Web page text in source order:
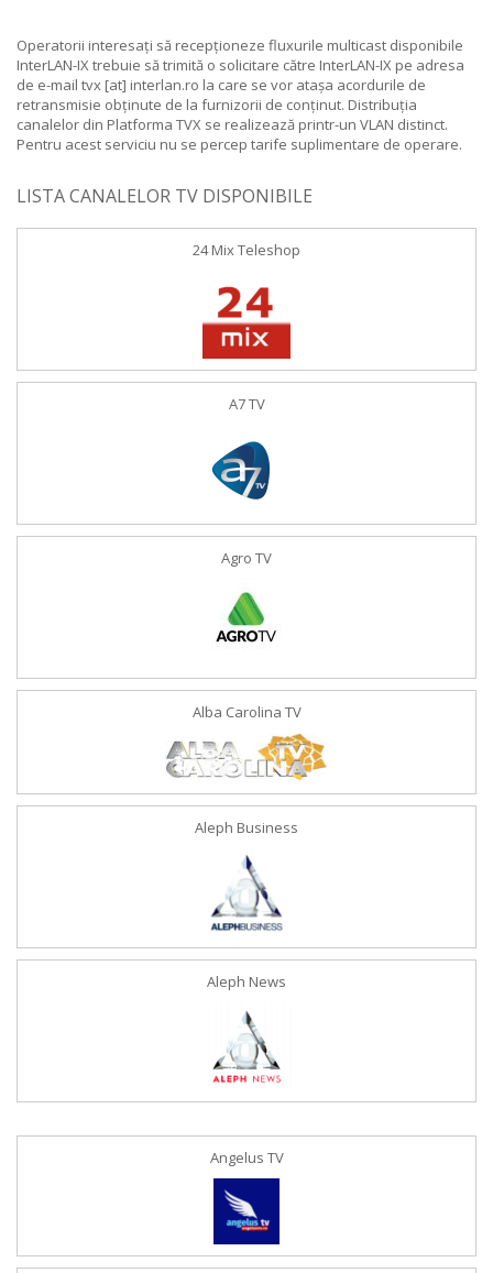
Operatorii interesați să recepționeze fluxurile multicast disponibile
InterLAN-IX trebuie să trimită o solicitare către InterLAN-IX pe adresa
de e-mail tvx [at] interlan.ro la care se vor atașa acordurile de
retransmisie obținute de la furnizorii de conținut. Distribuția
canalelor din Platforma TVX se realizează printr-un VLAN distinct.
Pentru acest serviciu nu se percep tarife suplimentare de operare.
LISTA CANALELOR TV DISPONIBILE
24 Mix Teleshop
A7 TV
Agro TV
Alba Carolina TV
Aleph Business
Aleph News
Angelus TV